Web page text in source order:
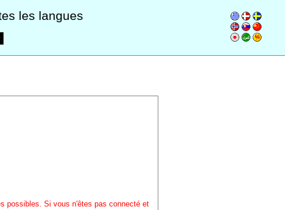
les langues
possibles. Si vous n'êtes pas connecté et